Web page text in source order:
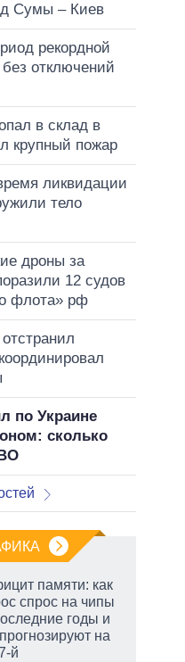
Сумы – Киев
рекордной
отключений
в склад в
крупный пожар
ликвидации
тело
дроны за
12 судов
флота» рф
по Украине
сколько
памяти: как
спрос на чипы
годы и
на
й